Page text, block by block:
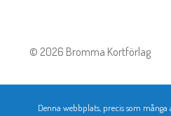
© 2026 Bromma Kortförlag
Denna webbplats, precis som